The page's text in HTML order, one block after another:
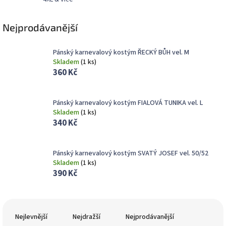
Nejprodávanější
Pánský karnevalový kostým ŘECKÝ BŮH vel. M
Skladem(1 ks)
360 Kč
Pánský karnevalový kostým FIALOVÁ TUNIKA vel. L
Skladem(1 ks)
340 Kč
Pánský karnevalový kostým SVATÝ JOSEF vel. 50/52
Skladem(1 ks)
390 Kč
Nejlevnější Nejdražší Nejprodávanější